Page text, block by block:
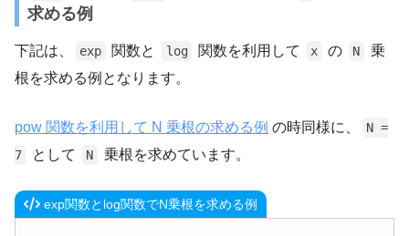
求める例
下記は、 exp 関数と log 関数を利用して x の N
乗
根を求める例となります。
pow 関数を利用して N 乗根の求める例 の時同様に、
N =
7
として N 乗根を求めています。
exp関数とlog関数でN乗根を求める例